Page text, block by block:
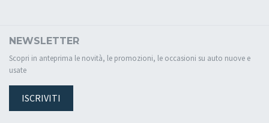
NEWSLETTER
Scopri in anteprima le novità, le promozioni, le occasioni su auto nuove e
usate
ISCRIVITI